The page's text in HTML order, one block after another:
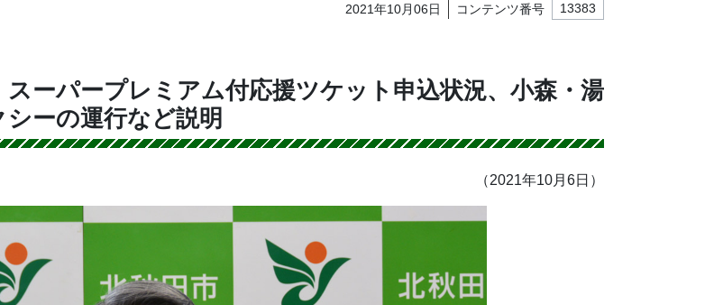
2021年10月06日 コンテンツ番号 13383
ーパープレミアム付応援ツケット申込状況、小森・湯
ーの運行など説明
（2021年10月6日）